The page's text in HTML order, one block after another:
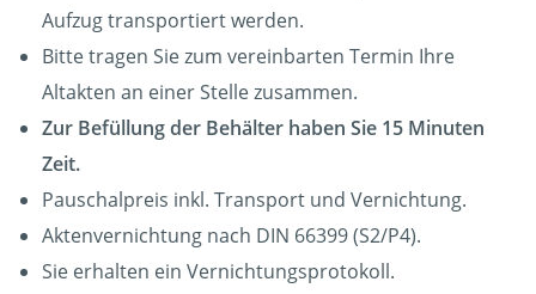
Aufzug transportiert werden.
Bitte tragen Sie zum vereinbarten Termin Ihre
Altakten an einer Stelle zusammen.
Zur Befüllung der Behälter haben Sie 15 Minuten
Zeit.
Pauschalpreis inkl. Transport und Vernichtung.
Aktenvernichtung nach DIN 66399 (S2/P4).
Sie erhalten ein Vernichtungsprotokoll.